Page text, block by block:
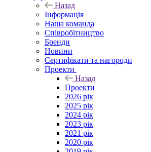
Назад
Інформація
Наша команда
Співробітництво
Бренди
Новини
Сертифікати та нагороди
Проекти
Назад
Проекти
2026 рік
2025 рік
2024 рік
2023 рік
2021 рік
2020 рік